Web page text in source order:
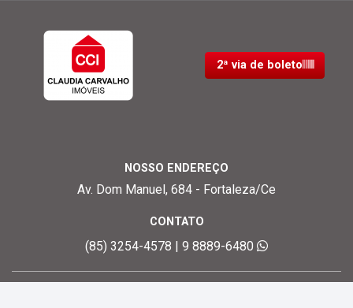
2ª via de boleto
NOSSO ENDEREÇO
Av. Dom Manuel, 684 - Fortaleza/Ce
CONTATO
(85) 3254-4578 | 9 8889-6480